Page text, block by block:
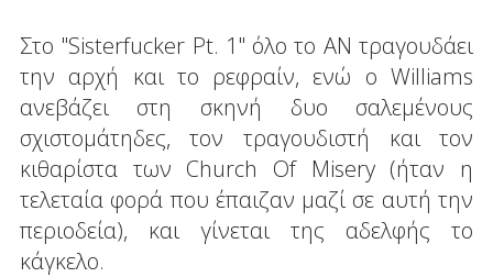
Στο "Sisterfucker Pt. 1" όλο το AN τραγουδάει
την αρχή και το ρεφραίν, ενώ ο Williams
ανεβάζει στη σκηνή δυο σαλεμένους
σχιστομάτηδες, τον τραγουδιστή και τον
κιθαρίστα των Church Of Misery (ήταν η
τελεταία φορά που έπαιζαν μαζί σε αυτή την
περιοδεία), και γίνεται της αδελφής το
κάγκελο.